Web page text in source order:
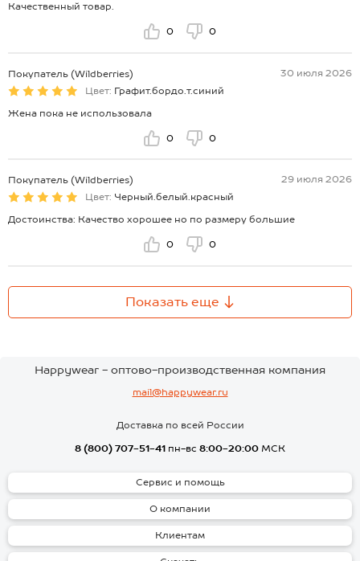
Качественный товар.
0 0
Покупатель (Wildberries)
30 июля 2026
Цвет: Графит.бордо.т.синий
Жена пока не использовала
0 0
Покупатель (Wildberries)
29 июля 2026
Цвет: Черный.белый.красный
Достоинства: Качество хорошее но по размеру большие
0 0
Показать еще
Happywear - оптово-производственная компания
mail@happywear.ru
Доставка по всей России
8 (800) 707-51-41 пн-вс 8:00-20:00 МСК
Сервис и помощь
О компании
Клиентам